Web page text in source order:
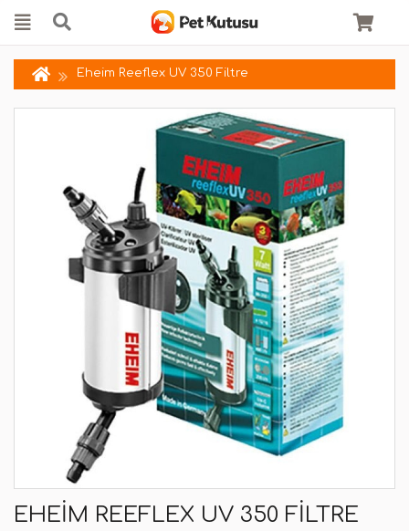
Eheim Reeflex UV 350 Filtre
EHEIM REEFLEX UV 350 FILTRE